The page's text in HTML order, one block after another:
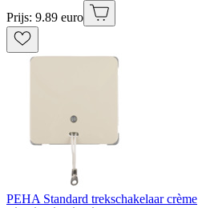
Prijs: 9.89 euro
PEHA Standard trekschakelaar crème